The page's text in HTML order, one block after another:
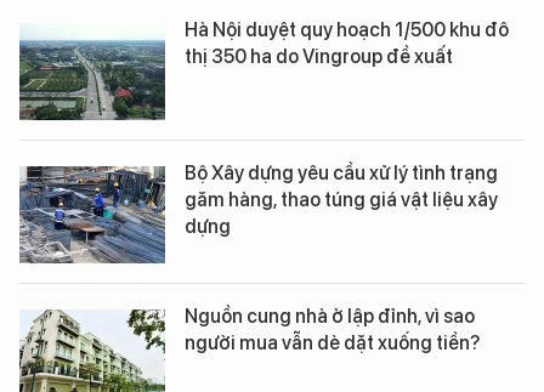
Hà Nội duyệt quy hoạch 1/500 khu đô
thị 350 ha do Vingroup đề xuất
Bộ Xây dựng yêu cầu xử lý tình trạng
găm hàng, thao túng giá vật liệu xây
dựng
Nguồn cung nhà ở lập đỉnh, vì sao
người mua vẫn dè dặt xuống tiền?